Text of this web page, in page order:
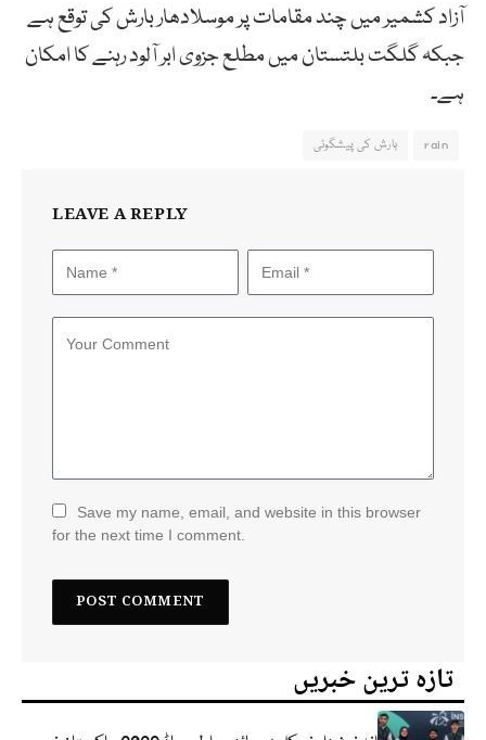
آزاد کشمیر میں چند مقامات پر موسلادھار بارش کی توقع ہے
جبکہ گلگت بلتستان میں مطلع جزوی ابر آلود رہنے کا امکان
ہے۔
rain بارش کی پیشگوئی
LEAVE A REPLY
Save my name, email, and website in this browser
for the next time I comment.
تازہ ترین خبریں